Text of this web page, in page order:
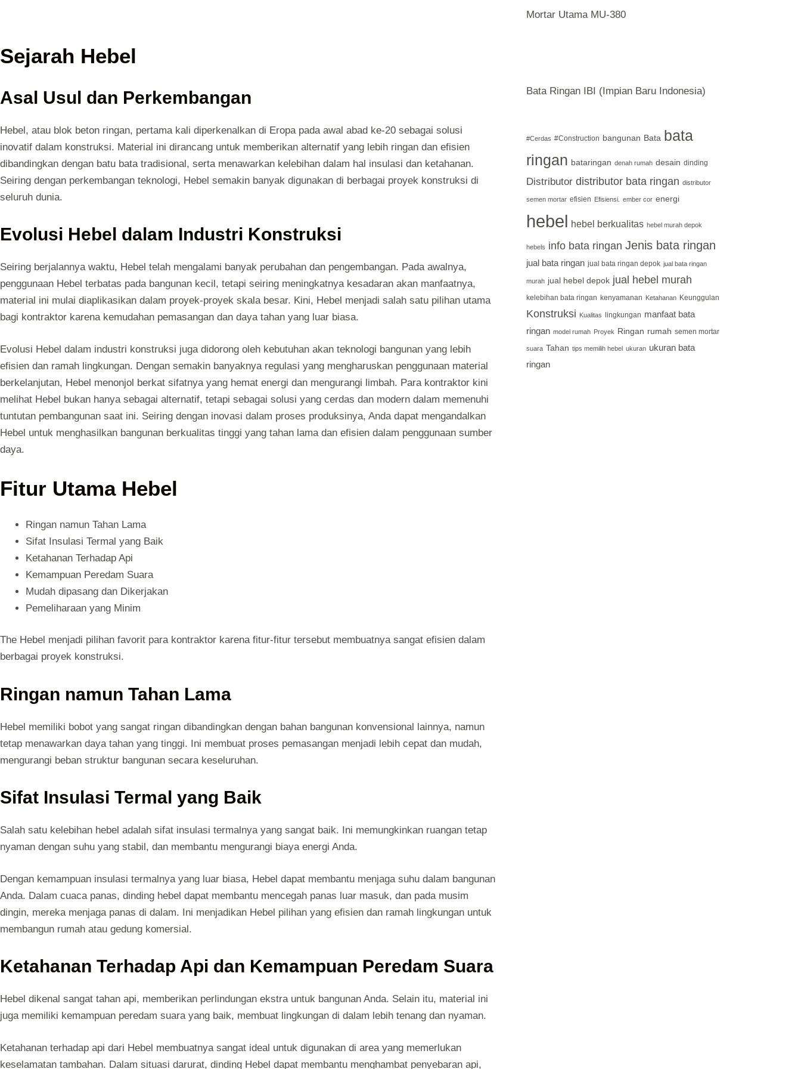
Sejarah Hebel
Asal Usul dan Perkembangan
Hebel, atau blok beton ringan, pertama kali diperkenalkan di Eropa pada awal abad ke-20 sebagai solusi
inovatif dalam konstruksi. Material ini dirancang untuk memberikan alternatif yang lebih ringan dan efisien
dibandingkan dengan batu bata tradisional, serta menawarkan kelebihan dalam hal insulasi dan ketahanan.
Seiring dengan perkembangan teknologi, Hebel semakin banyak digunakan di berbagai proyek konstruksi di
seluruh dunia.
Evolusi Hebel dalam Industri Konstruksi
Seiring berjalannya waktu, Hebel telah mengalami banyak perubahan dan pengembangan. Pada awalnya,
penggunaan Hebel terbatas pada bangunan kecil, tetapi seiring meningkatnya kesadaran akan manfaatnya,
material ini mulai diaplikasikan dalam proyek-proyek skala besar. Kini, Hebel menjadi salah satu pilihan utama
bagi kontraktor karena kemudahan pemasangan dan daya tahan yang luar biasa.
Evolusi Hebel dalam industri konstruksi juga didorong oleh kebutuhan akan teknologi bangunan yang lebih
efisien dan ramah lingkungan. Dengan semakin banyaknya regulasi yang mengharuskan penggunaan material
berkelanjutan, Hebel menonjol berkat sifatnya yang hemat energi dan mengurangi limbah. Para kontraktor kini
melihat Hebel bukan hanya sebagai alternatif, tetapi sebagai solusi yang cerdas dan modern dalam memenuhi
tuntutan pembangunan saat ini. Seiring dengan inovasi dalam proses produksinya, Anda dapat mengandalkan
Hebel untuk menghasilkan bangunan berkualitas tinggi yang tahan lama dan efisien dalam penggunaan sumber
daya.
Fitur Utama Hebel
Ringan namun Tahan Lama
Sifat Insulasi Termal yang Baik
Ketahanan Terhadap Api
Kemampuan Peredam Suara
Mudah dipasang dan Dikerjakan
Pemeliharaan yang Minim
The Hebel menjadi pilihan favorit para kontraktor karena fitur-fitur tersebut membuatnya sangat efisien dalam
berbagai proyek konstruksi.
Ringan namun Tahan Lama
Hebel memiliki bobot yang sangat ringan dibandingkan dengan bahan bangunan konvensional lainnya, namun
tetap menawarkan daya tahan yang tinggi. Ini membuat proses pemasangan menjadi lebih cepat dan mudah,
mengurangi beban struktur bangunan secara keseluruhan.
Sifat Insulasi Termal yang Baik
Salah satu kelebihan hebel adalah sifat insulasi termalnya yang sangat baik. Ini memungkinkan ruangan tetap
nyaman dengan suhu yang stabil, dan membantu mengurangi biaya energi Anda.
Dengan kemampuan insulasi termalnya yang luar biasa, Hebel dapat membantu menjaga suhu dalam bangunan
Anda. Dalam cuaca panas, dinding hebel dapat membantu mencegah panas luar masuk, dan pada musim
dingin, mereka menjaga panas di dalam. Ini menjadikan Hebel pilihan yang efisien dan ramah lingkungan untuk
membangun rumah atau gedung komersial.
Ketahanan Terhadap Api dan Kemampuan Peredam Suara
Hebel dikenal sangat tahan api, memberikan perlindungan ekstra untuk bangunan Anda. Selain itu, material ini
juga memiliki kemampuan peredam suara yang baik, membuat lingkungan di dalam lebih tenang dan nyaman.
Ketahanan terhadap api dari Hebel membuatnya sangat ideal untuk digunakan di area yang memerlukan
keselamatan tambahan. Dalam situasi darurat, dinding Hebel dapat membantu menghambat penyebaran api,
Mortar Utama MU-380
Bata Ringan IBI (Impian Baru Indonesia)
#Cerdas #Construction bangunan Bata bata
ringan bataringan denah rumah desain dinding
Distributor distributor bata ringan distributor
semen mortar efisien Efisiensi. ember cor energi
hebel hebel berkualitas hebel murah depok
hebels info bata ringan Jenis bata ringan
jual bata ringan jual bata ringan depok jual bata ringan
murah jual hebel depok jual hebel murah
kelebihan bata ringan kenyamanan Ketahanan Keunggulan
Konstruksi Kualitas lingkungan manfaat bata
ringan model rumah Proyek Ringan rumah semen mortar
suara Tahan tips memilih hebel ukuran ukuran bata
ringan